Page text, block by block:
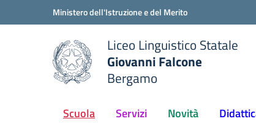
Vai ai contenuti
Vai al menu di navigazioneMinistero dell'Istruzione e del Merito
scuola
Liceo Linguistico Statale
Giovanni Falcone
Bergamo
Scuola Servizi Novità